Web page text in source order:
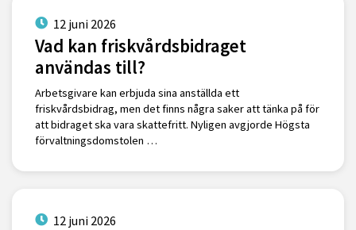
12 juni 2026
Vad kan friskvårdsbidraget
användas till?
Arbetsgivare kan erbjuda sina anställda ett
friskvårdsbidrag, men det finns några saker att tänka på för
att bidraget ska vara skattefritt. Nyligen avgjorde Högsta
förvaltningsdomstolen …
12 juni 2026